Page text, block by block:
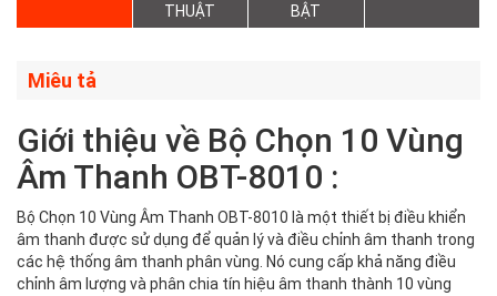
THUẬT
BẬT
Miêu tả
Giới thiệu về Bộ Chọn 10 Vùng
Âm Thanh OBT-8010 :
Bộ Chọn 10 Vùng Âm Thanh OBT-8010 là một thiết bị điều khiển
âm thanh được sử dụng để quản lý và điều chỉnh âm thanh trong
các hệ thống âm thanh phân vùng. Nó cung cấp khả năng điều
chỉnh âm lượng và phân chia tín hiệu âm thanh thành 10 vùng